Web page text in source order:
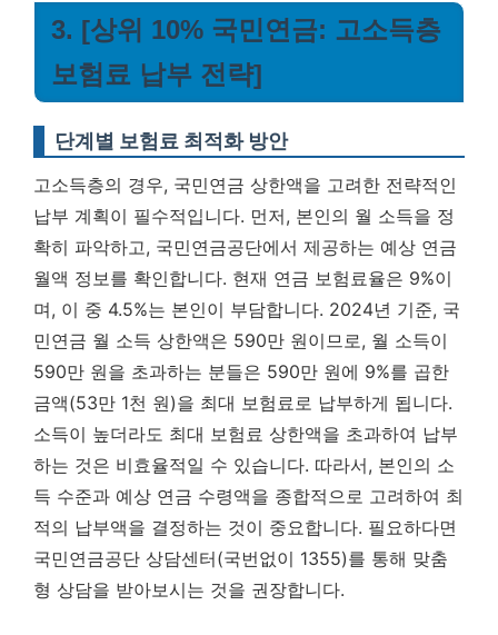
3. [상위 10% 국민연금: 고소득층
보험료 납부 전략]
단계별 보험료 최적화 방안
고소득층의 경우, 국민연금 상한액을 고려한 전략적인
납부 계획이 필수적입니다. 먼저, 본인의 월 소득을 정
확히 파악하고, 국민연금공단에서 제공하는 예상 연금
월액 정보를 확인합니다. 현재 연금 보험료율은 9%이
며, 이 중 4.5%는 본인이 부담합니다. 2024년 기준, 국
민연금 월 소득 상한액은 590만 원이므로, 월 소득이
590만 원을 초과하는 분들은 590만 원에 9%를 곱한
금액(53만 1천 원)을 최대 보험료로 납부하게 됩니다.
소득이 높더라도 최대 보험료 상한액을 초과하여 납부
하는 것은 비효율적일 수 있습니다. 따라서, 본인의 소
득 수준과 예상 연금 수령액을 종합적으로 고려하여 최
적의 납부액을 결정하는 것이 중요합니다. 필요하다면
국민연금공단 상담센터(국번없이 1355)를 통해 맞춤
형 상담을 받아보시는 것을 권장합니다.